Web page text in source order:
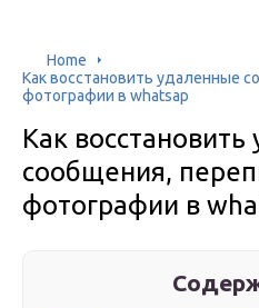
Home
Как восстановить удаленные
фотографии в whatsap
Как
сообщения,
фотографии в